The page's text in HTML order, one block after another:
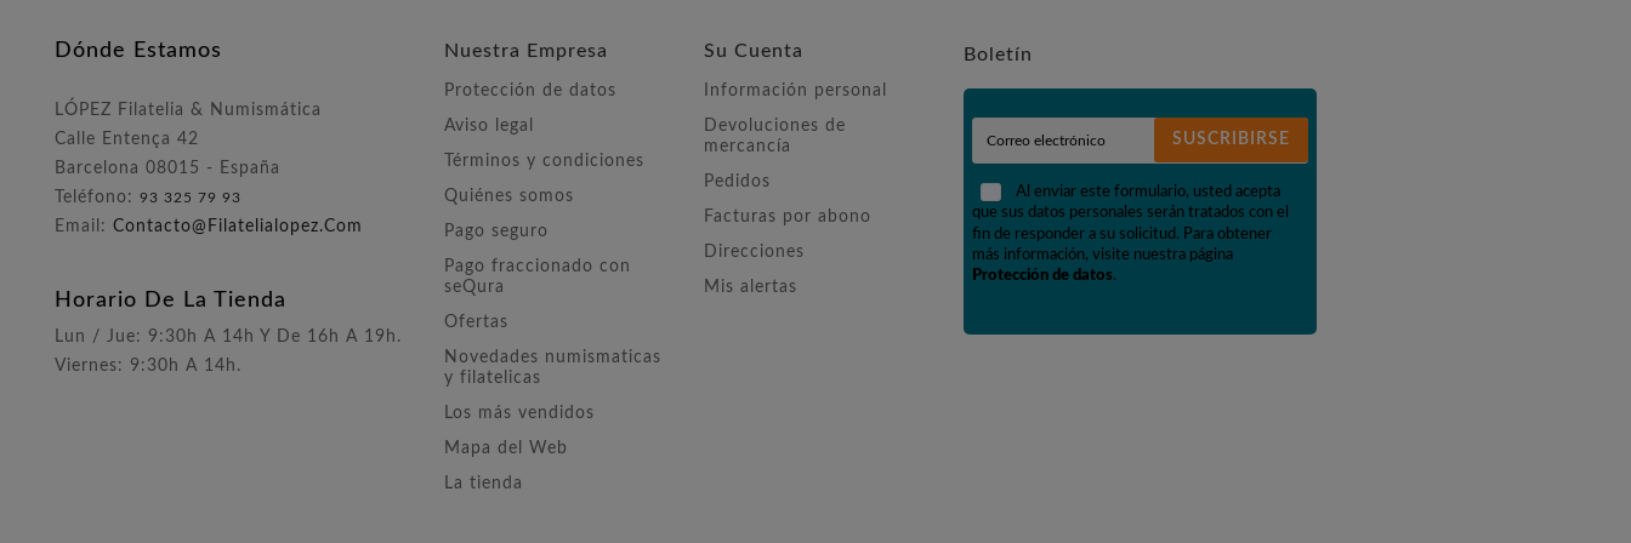
Dónde Estamos
LÓPEZ Filatelia & Numismática
Calle Entença 42
Barcelona 08015 - España
Teléfono: 93 325 79 93
Email: Contacto@filatelialopez.com
Horario De La Tienda
Lun / Jue: 9:30h A 14h Y De 16h A 19h.
Viernes: 9:30h A 14h.
Nuestra Empresa
Protección de datos
Aviso legal
Términos y condiciones
Quiénes somos
Pago seguro
Pago fraccionado con
seQura
Ofertas
Novedades numismaticas
y filatelicas
Los más vendidos
Mapa del Web
La tienda
Su Cuenta
Información personal
Devoluciones de
mercancía
Pedidos
Facturas por abono
Direcciones
Mis alertas
Boletín
SUSCRIBIRSE
Al enviar este formulario, usted acepta
que sus datos personales serán tratados con el
fin de responder a su solicitud. Para obtener
más información, visite nuestra página
Protección de datos.